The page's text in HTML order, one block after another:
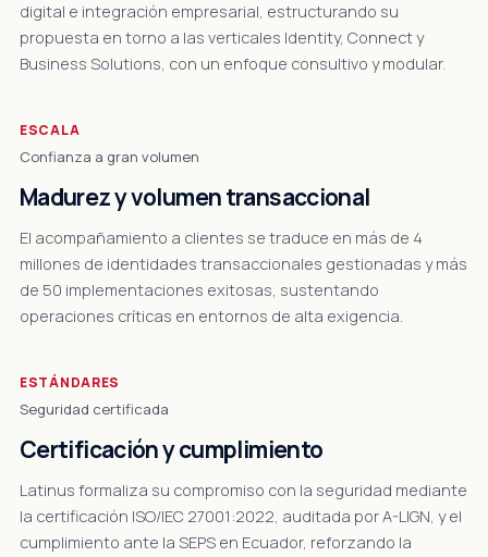
digital e integración empresarial, estructurando su
propuesta en torno a las verticales Identity, Connect y
Business Solutions, con un enfoque consultivo y modular.
ESCALA
Confianza a gran volumen
Madurez y volumen transaccional
El acompañamiento a clientes se traduce en más de 4
millones de identidades transaccionales gestionadas y más
de 50 implementaciones exitosas, sustentando
operaciones críticas en entornos de alta exigencia.
ESTÁNDARES
Seguridad certificada
Certificación y cumplimiento
Latinus formaliza su compromiso con la seguridad mediante
la certificación ISO/IEC 27001:2022, auditada por A-LIGN, y el
cumplimiento ante la SEPS en Ecuador, reforzando la